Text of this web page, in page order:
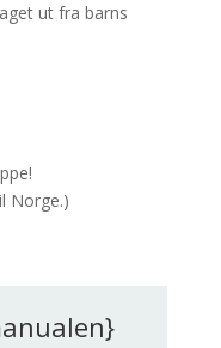
ut fra barns
Norge.)